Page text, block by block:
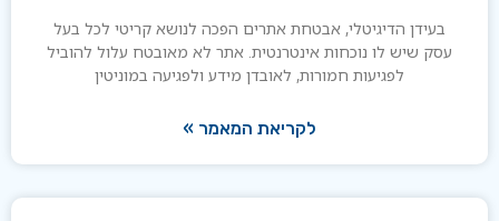
בעידן הדיגיטלי, אבטחת אתרים הפכה לנושא קריטי לכל בעל
שיש לו נוכחות אינטרנטית. אתר לא מאובטח עלול להוביל
לפגיעות חמורות, לאובדן מידע ולפגיעה במוניטין
לקריאת המאמר »